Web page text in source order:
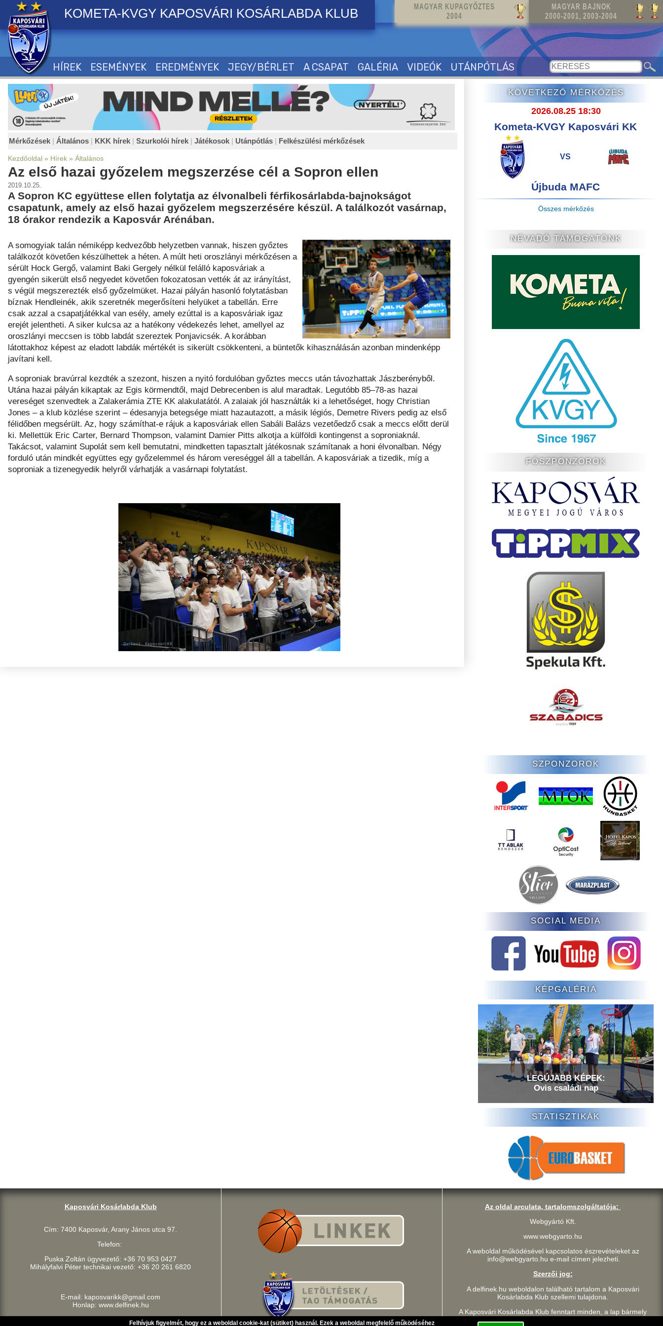
Felhívjuk figyelmét, hogy ez a weboldal cookie-kat (sütiket) használ. Ezek a weboldal megfelelő működéséhez
MAGYAR KUPAGYŐZTES
2004
MAGYAR BAJNOK
2000-2001, 2003-2004
KOMETA-KVGY KAPOSVÁRI KOSÁRLABDA KLUB
HÍREK ESEMÉNYEK EREDMÉNYEK JEGY/BÉRLET A CSAPAT GALÉRIA VIDEÓK UTÁNPÓTLÁS
Mérkőzések | Általános | KKK hírek | Szurkolói hírek | Játékosok | Utánpótlás | Felkészülési mérkőzések
Kezdőoldal » Hírek » Általános
Az első hazai győzelem megszerzése cél a Sopron ellen
2019.10.25.
A Sopron KC együttese ellen folytatja az élvonalbeli férfikosárlabda-bajnokságot
csapatunk, amely az első hazai győzelem megszerzésére készül. A találkozót vasárnap,
18 órakor rendezik a Kaposvár Arénában.
A somogyiak talán némiképp kedvezőbb helyzetben vannak, hiszen győztes
találkozót követően készülhettek a héten. A múlt heti oroszlányi mérkőzésen a
sérült Hock Gergő, valamint Baki Gergely nélkül felálló kaposváriak a
gyengén sikerült első negyedet követően fokozatosan vették át az irányítást,
s végül megszerezték első győzelmüket. Hazai pályán hasonló folytatásban
bíznak Hendleinék, akik szeretnék megerősíteni helyüket a tabellán. Erre
csak azzal a csapatjátékkal van esély, amely ezúttal is a kaposváriak igaz
erejét jelentheti. A siker kulcsa az a hatékony védekezés lehet, amellyel az
oroszlányi meccsen is több labdát szereztek Ponjavicsék. A korábban
látottakhoz képest az eladott labdák mértékét is sikerült csökkenteni, a büntetők kihasználásán azonban mindenképp
javítani kell.
A soproniak bravúrral kezdték a szezont, hiszen a nyitó fordulóban győztes meccs után távozhattak Jászberényből.
Utána hazai pályán kikaptak az Egis körmendtől, majd Debrecenben is alul maradtak. Legutóbb 85–78-as hazai
vereséget szenvedtek a Zalakerámia ZTE KK alakulatától. A zalaiak jól használták ki a lehetőséget, hogy Christian
Jones – a klub közlése szerint – édesanyja betegsége miatt hazautazott, a másik légiós, Demetre Rivers pedig az első
félidőben megsérült. Az, hogy számíthat-e rájuk a kaposváriak ellen Sabáli Balázs vezetőedző csak a meccs előtt derül
ki. Mellettük Eric Carter, Bernard Thompson, valamint Damier Pitts alkotja a külföldi kontingenst a soproniaknál.
Takácsot, valamint Supolát sem kell bemutatni, mindketten tapasztalt játékosnak számítanak a honi élvonalban. Négy
forduló után mindkét együttes egy győzelemmel és három vereséggel áll a tabellán. A kaposváriak a tizedik, míg a
soproniak a tizenegyedik helyről várhatják a vasárnapi folytatást.
KÖVETKEZŐ MÉRKŐZÉS
2026.08.25 18:30
Kometa-KVGY Kaposvári KK
VS
Újbuda MAFC
Összes mérkőzés
NÉVADÓ TÁMOGATÓNK
FŐSZPONZOROK
SZPONZOROK
SOCIAL MEDIA
KÉPGALÉRIA
LEGÚJABB KÉPEK:
Ovis családi nap
STATISZTIKÁK
Kaposvári Kosárlabda Klub
Cím: 7400 Kaposvár, Arany János utca 97.
Telefon:
Puska Zoltán ügyvezető: +36 70 953 0427
Mihályfalvi Péter technikai vezető: +36 20 261 6820
E-mail: kaposvarikk@gmail.com
Honlap: www.delfinek.hu
Az oldal arculata, tartalomszolgáltatója:
Webgyártó Kft.
www.webgyarto.hu
A weboldal működésével kapcsolatos észrevételeket az
info@webgyarto.hu e-mail címen jelezheti.
Szerzői jog:
A delfinek.hu weboldalon található tartalom a Kaposvári
Kosárlabda Klub szellemi tulajdona.
A Kaposvári Kosárlabda Klub fenntart minden, a lap bármely